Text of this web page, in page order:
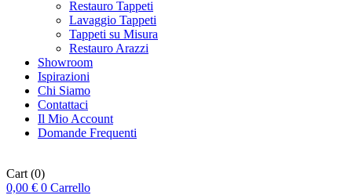
Restauro Tappeti
Lavaggio Tappeti
Tappeti su Misura
Restauro Arazzi
Showroom
Ispirazioni
Chi Siamo
Contattaci
Il Mio Account
Domande Frequenti
Cart (0)
0,00 € 0 Carrello